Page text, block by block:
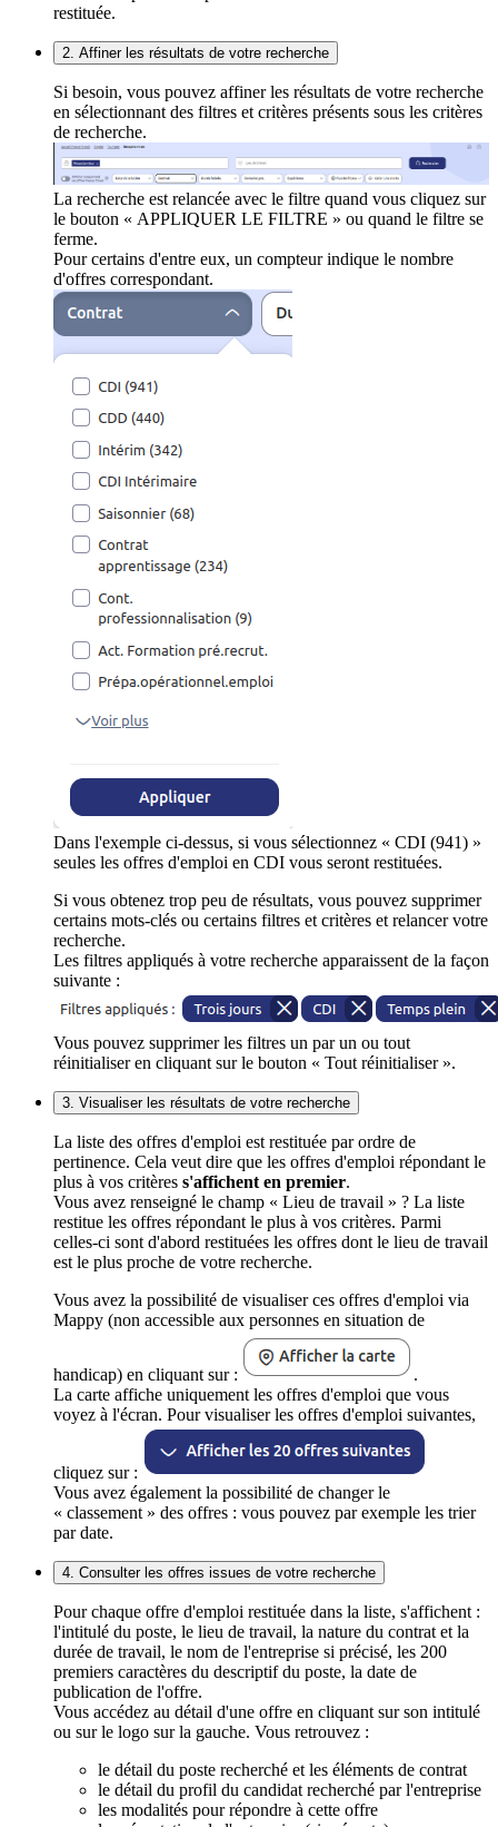
restituée.
2. Affiner les résultats de votre recherche
Si besoin, vous pouvez affiner les résultats de votre recherche
en sélectionnant des filtres et critères présents sous les critères
de recherche.
La recherche est relancée avec le filtre quand vous cliquez sur
le bouton « APPLIQUER LE FILTRE » ou quand le filtre se
ferme.
Pour certains d'entre eux, un compteur indique le nombre
d'offres correspondant.
Dans l'exemple ci-dessus, si vous sélectionnez « CDI (941) »
seules les offres d'emploi en CDI vous seront restituées.
Si vous obtenez trop peu de résultats, vous pouvez supprimer
certains mots-clés ou certains filtres et critères et relancer votre
recherche.
Les filtres appliqués à votre recherche apparaissent de la façon
suivante :
Vous pouvez supprimer les filtres un par un ou tout
réinitialiser en cliquant sur le bouton « Tout réinitialiser ».
3. Visualiser les résultats de votre recherche
La liste des offres d'emploi est restituée par ordre de
pertinence. Cela veut dire que les offres d'emploi répondant le
plus à vos critères s'affichent en premier.
Vous avez renseigné le champ « Lieu de travail » ? La liste
restitue les offres répondant le plus à vos critères. Parmi
celles-ci sont d'abord restituées les offres dont le lieu de travail
est le plus proche de votre recherche.
Vous avez la possibilité de visualiser ces offres d'emploi via
Mappy (non accessible aux personnes en situation de
handicap) en cliquant sur :
.
La carte affiche uniquement les offres d'emploi que vous
voyez à l'écran. Pour visualiser les offres d'emploi suivantes,
cliquez sur :
Vous avez également la possibilité de changer le
« classement » des offres : vous pouvez par exemple les trier
par date.
4. Consulter les offres issues de votre recherche
Pour chaque offre d'emploi restituée dans la liste, s'affichent :
l'intitulé du poste, le lieu de travail, la nature du contrat et la
durée de travail, le nom de l'entreprise si précisé, les 200
premiers caractères du descriptif du poste, la date de
publication de l'offre.
Vous accédez au détail d'une offre en cliquant sur son intitulé
ou sur le logo sur la gauche. Vous retrouvez :
le détail du poste recherché et les éléments de contrat
le détail du profil du candidat recherché par l'entreprise
les modalités pour répondre à cette offre